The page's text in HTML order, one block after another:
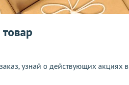
персональных данных
узнай о действующих акциях в